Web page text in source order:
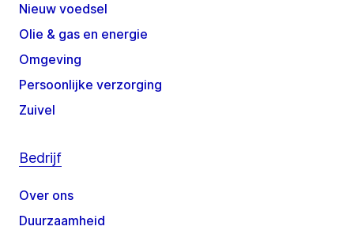
Nieuw voedsel
Olie & gas en energie
Omgeving
Persoonlijke verzorging
Zuivel
Bedrijf
Over ons
Duurzaamheid